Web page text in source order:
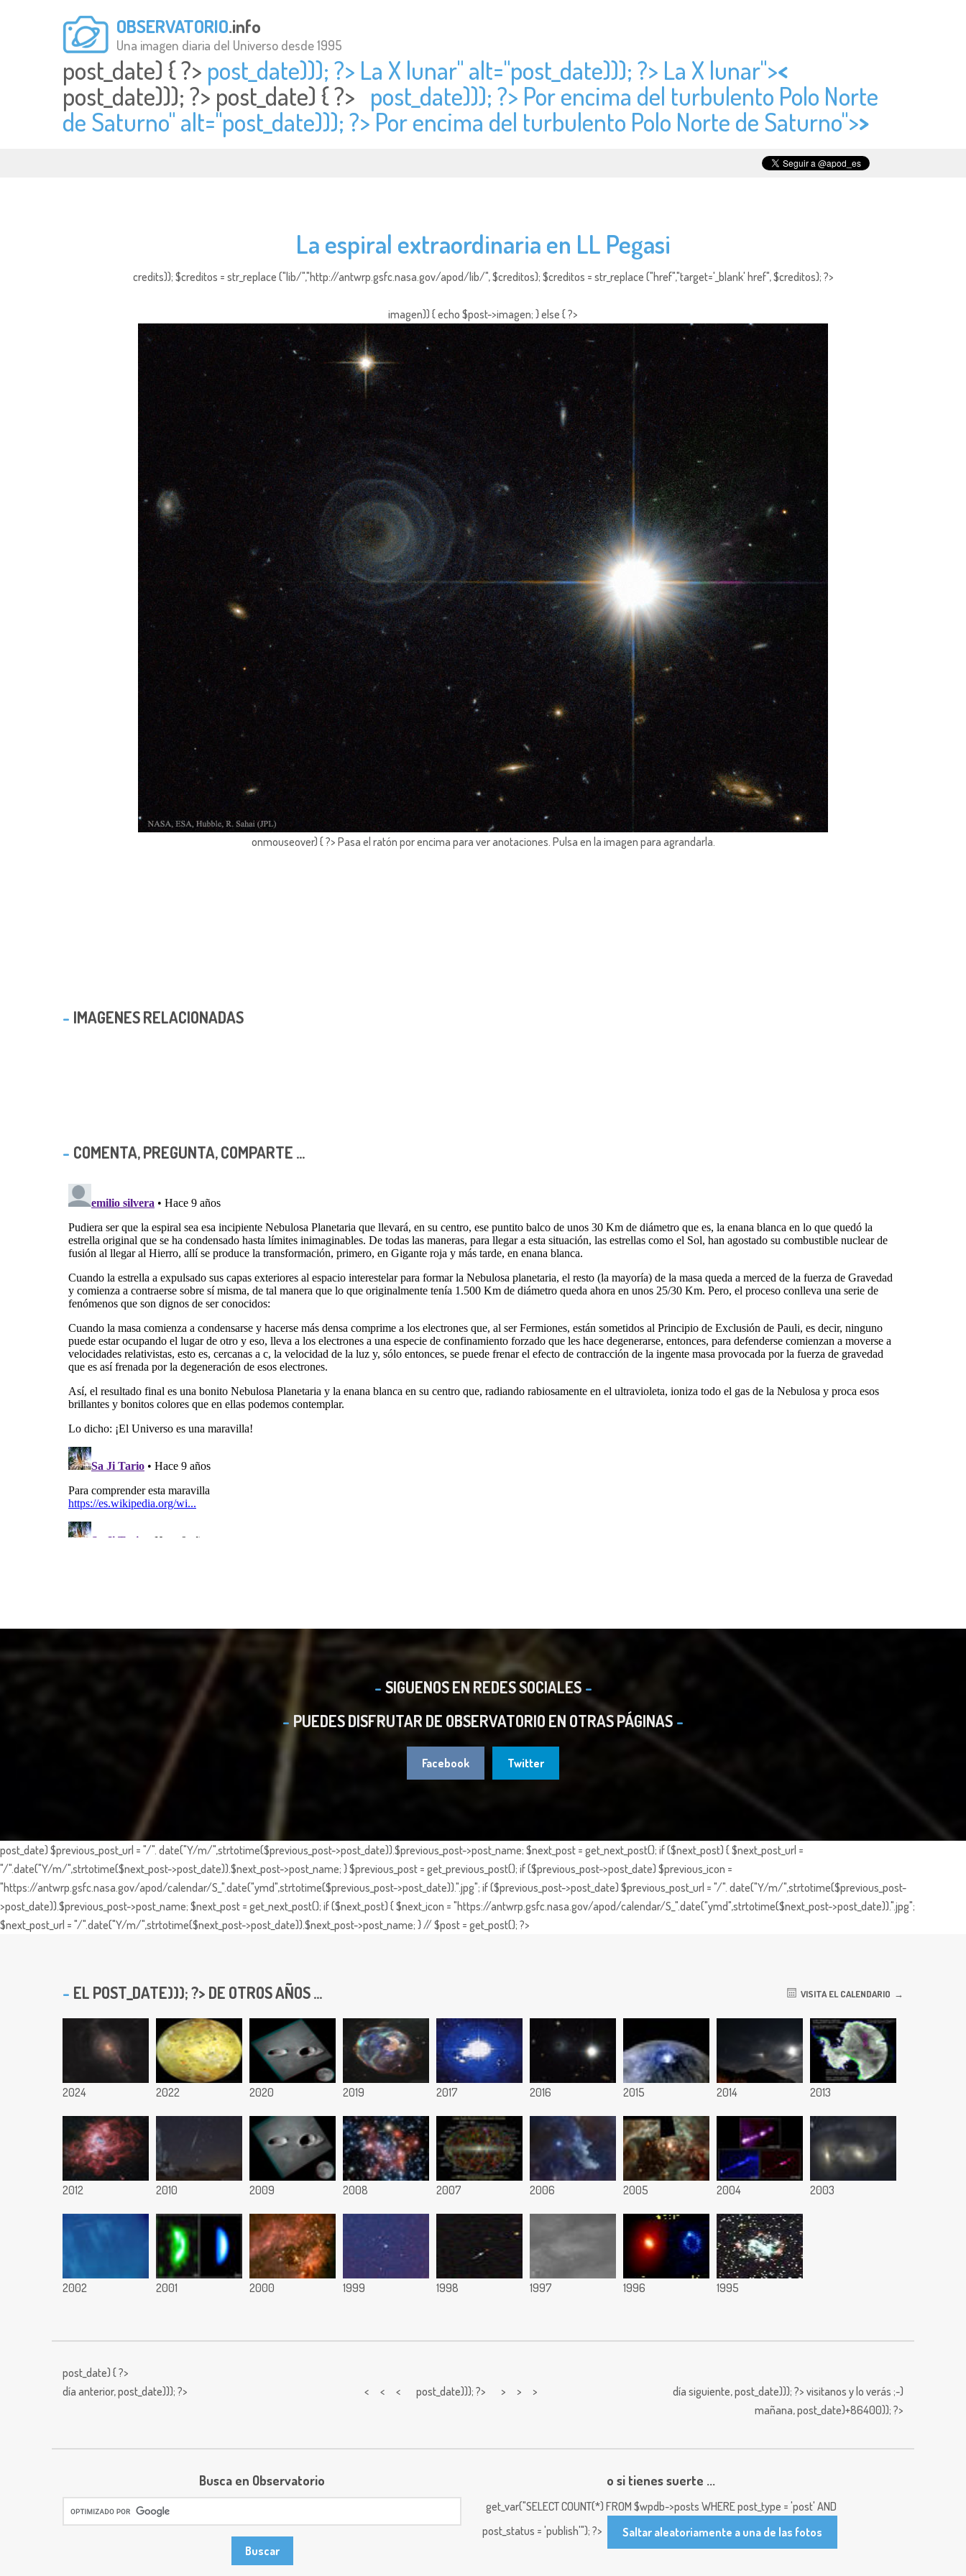
OBSERVATORIO.info
Una imagen diaria del Universo desde 1995
post_date) { ?> post_date))); ?> La X lunar" alt="post_date))); ?> La X lunar"><
post_date))); ?> post_date) { ?> post_date))); ?> Por encima del turbulento Polo Norte
de Saturno" alt="post_date))); ?> Por encima del turbulento Polo Norte de Saturno">>
La espiral extraordinaria en LL Pegasi
credits)); $creditos = str_replace ("lib/","http://antwrp.gsfc.nasa.gov/apod/lib/", $creditos); $creditos = str_replace ("href","target='_blank' href", $creditos); ?>
imagen)) { echo $post->imagen; } else { ?>
onmouseover) { ?> Pasa el ratón por encima para ver anotaciones. Pulsa en la imagen para agrandarla.
IMAGENES RELACIONADAS
COMENTA, PREGUNTA, COMPARTE ...
SIGUENOS EN REDES SOCIALES
PUEDES DISFRUTAR DE OBSERVATORIO EN OTRAS PÁGINAS
Facebook Twitter
post_date) $previous_post_url = "/". date("Y/m/",strtotime($previous_post->post_date)).$previous_post->post_name; $next_post = get_next_post(); if ($next_post) { $next_post_url =
"/".date("Y/m/",strtotime($next_post->post_date)).$next_post->post_name; } $previous_post = get_previous_post(); if ($previous_post->post_date) $previous_icon =
"https://antwrp.gsfc.nasa.gov/apod/calendar/S_".date("ymd",strtotime($previous_post->post_date)).".jpg"; if ($previous_post->post_date) $previous_post_url = "/". date("Y/m/",strtotime($previous_post-
>post_date)).$previous_post->post_name; $next_post = get_next_post(); if ($next_post) { $next_icon = "https://antwrp.gsfc.nasa.gov/apod/calendar/S_".date("ymd",strtotime($next_post->post_date)).".jpg";
$next_post_url = "/".date("Y/m/",strtotime($next_post->post_date)).$next_post->post_name; } // $post = get_post(); ?>
EL POST_DATE))); ?> DE OTROS AÑOS ... VISITA EL CALENDARIO
2024 2022 2020 2019 2017 2016 2015 2014 2013
2012 2010 2009 2008 2007 2006 2005 2004 2003
2002 2001 2000 1999 1998 1997 1996 1995
post_date) { ?>
día anterior,post_date))); ?> < < < post_date))); ?> > > > día siguiente,post_date))); ?> visitanos y lo verás ;-)
mañana,post_date)+86400)); ?>
Busca en Observatorio o si tienes suerte ...
get_var("SELECT COUNT(*) FROM $wpdb->posts WHERE post_type = 'post' AND
post_status = 'publish'"); ?>
Saltar aleatoriamente a una de las fotos